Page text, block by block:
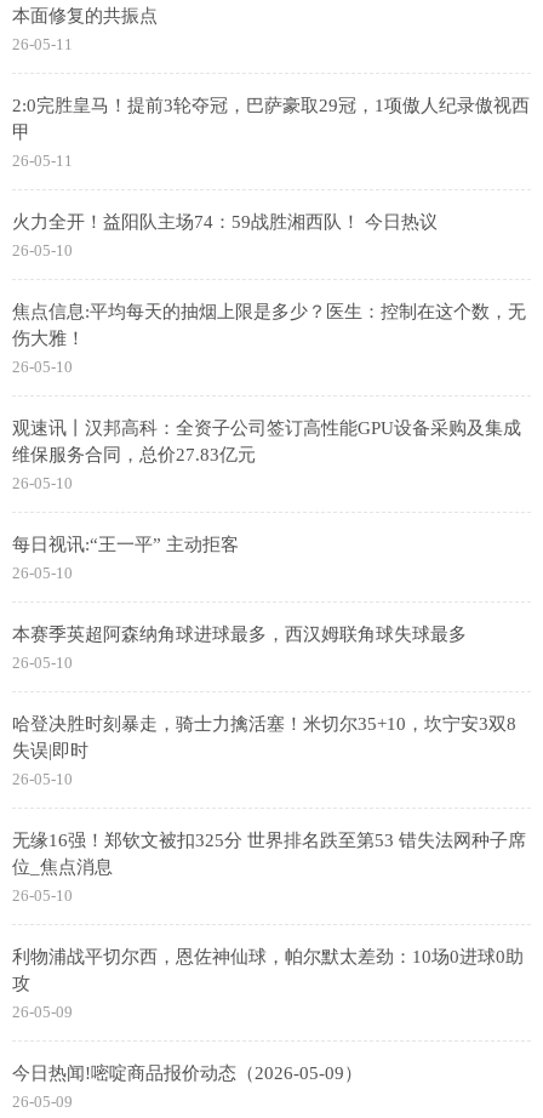
本面修复的共振点
26-05-11
2:0完胜皇马！提前3轮夺冠，巴萨豪取29冠，1项傲人纪录傲视西
甲
26-05-11
火力全开！益阳队主场74：59战胜湘西队！ 今日热议
26-05-10
焦点信息:平均每天的抽烟上限是多少？医生：控制在这个数，无
伤大雅！
26-05-10
观速讯丨汉邦高科：全资子公司签订高性能GPU设备采购及集成
维保服务合同，总价27.83亿元
26-05-10
每日视讯:“王一平” 主动拒客
26-05-10
本赛季英超阿森纳角球进球最多，西汉姆联角球失球最多
26-05-10
哈登决胜时刻暴走，骑士力擒活塞！米切尔35+10，坎宁安3双8
失误|即时
26-05-10
无缘16强！郑钦文被扣325分 世界排名跌至第53 错失法网种子席
位_焦点消息
26-05-10
利物浦战平切尔西，恩佐神仙球，帕尔默太差劲：10场0进球0助
攻
26-05-09
今日热闻!嘧啶商品报价动态（2026-05-09）
26-05-09